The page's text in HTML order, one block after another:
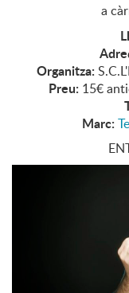
a
Organitza:
Preu: 15€
Marc: